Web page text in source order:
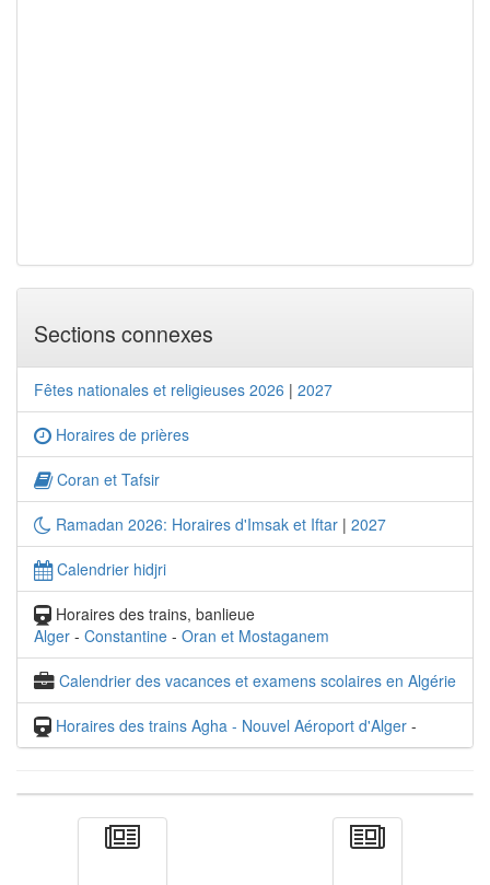
Sections connexes
Fêtes nationales et religieuses 2026 | 2027
Horaires de prières
Coran et Tafsir
Ramadan 2026: Horaires d'Imsak et Iftar | 2027
Calendrier hidjri
Horaires des trains, banlieue
Alger - Constantine - Oran et Mostaganem
Calendrier des vacances et examens scolaires en Algérie
Horaires des trains Agha - Nouvel Aéroport d'Alger -